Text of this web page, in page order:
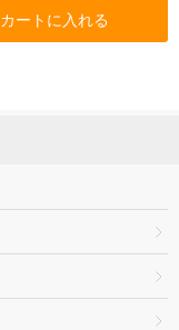
カートに入れる